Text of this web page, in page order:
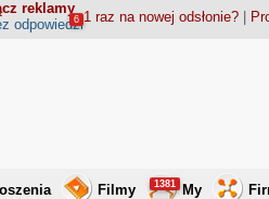
reklamy
1 raz na nowej odsłonie?|
odpowiedzi
6
Filmy My
1381